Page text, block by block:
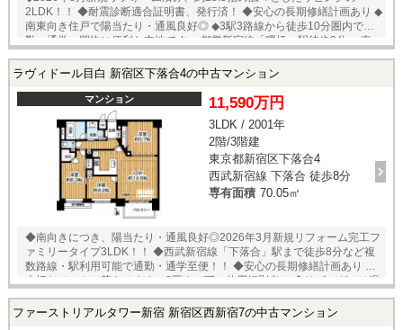
2LDK！！ ◆耐震診断適合証明書、発行済！ ◆安心の長期修繕計画あり ◆
南東向き住戸で陽当たり・通風良好◎ ◆3駅3路線から徒歩10分圏内で通
勤・通学・買物に便利な立地です ・都営新宿線「曙橋」駅徒歩2分 ・東
田」駅徒歩10分 ◆都心にありながら穏やかで落ち着いた【四谷三丁目・
活利便性が高いです♪ ◆管理員常駐で管理体制良好！ ◎その他 町内会
費：月額300円 駐車場：月額35000～40000円 ※要空き確認 ▽新規リノ
ベーション物件 ・システムキッチン ・洗面化粧台 ・追焚ガス給湯
器 ・シャワートイレ ・洗濯パン ・ユニットバス ・エアコン ・下
足入 ・各室照明新規取付 ・フローリングクロス新規貼替 （2026年3月
ラヴィドール目白 新宿区下落合4の中古マンション
マンション 11,590万円
3LDK / 2001年
2階/3階建
東京都新宿区下落合4
西武新宿線 下落合 徒歩8分
専有面積 70.05㎡
◆南向きにつき、陽当たり・通風良好◎2026年3月新規リフォーム完工フ
ァミリータイプ3LDK！！ ◆西武新宿線「下落合」駅まで徒歩8分など複
数路線・駅利用可能で通勤・通学至便！！ ◆安心の長期修繕計画あり ◆
大切なペットと暮らせます（2匹まで可、使用細則有） ◆リビングには温
で徒歩5分、教育施設も徒歩圏内に多数あり、緑豊かで落ち着いた住環境
ファーストリアルタワー新宿 新宿区西新宿7の中古マンション